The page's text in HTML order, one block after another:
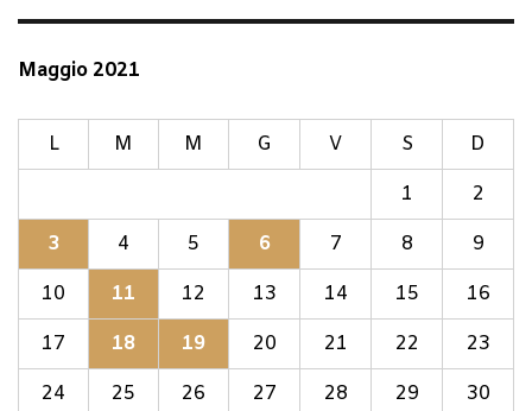
Maggio 2021
L M M G V S
D
1
2
3
4 5 6 7 8
9
10
11 12 13 14 15
16
17
18 19 20 21 22
23
24
25 26 27 28 29
30